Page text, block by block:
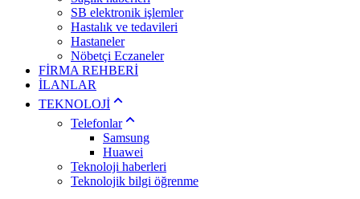
SB elektronik işlemler
Hastalık ve tedavileri
Hastaneler
Nöbetçi Eczaneler
FİRMA REHBERİ
İLANLAR
TEKNOLOJİ
Telefonlar
Samsung
Huawei
Teknoloji haberleri
Teknolojik bilgi öğrenme